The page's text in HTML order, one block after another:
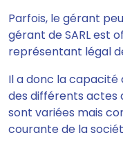
Parfois, le gérant
gérant de SARL est
représentant légal
Il a donc la capacité
des différents actes
sont variées mais
courante de la